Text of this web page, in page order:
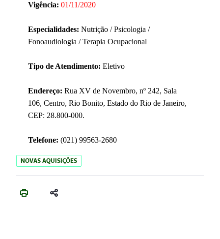
Vigência: 01/11/2020
Especialidades: Nutrição / Psicologia /
Fonoaudiologia / Terapia Ocupacional
Tipo de Atendimento: Eletivo
Endereço: Rua XV de Novembro, nº 242, Sala
106, Centro, Rio Bonito, Estado do Rio de Janeiro,
CEP: 28.800-000.
Telefone: (021) 99563-2680
NOVAS AQUISIÇÕES